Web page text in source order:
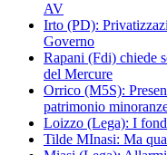
AV
Irto (PD):
Governo
Rapani (Fdi) chiede
del Mercure
Orrico (M5S):
patrimonio
Loizzo (Lega): I
Tilde MInasi: Ma